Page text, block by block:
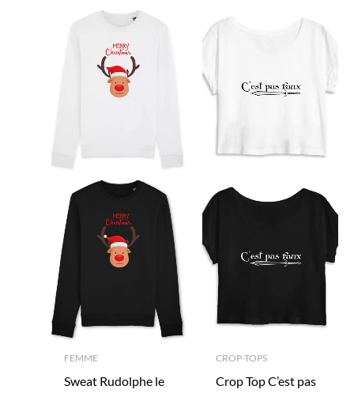
FEMME
Sweat Rudolphe le
CROP-TOPS
Crop Top C’est pas